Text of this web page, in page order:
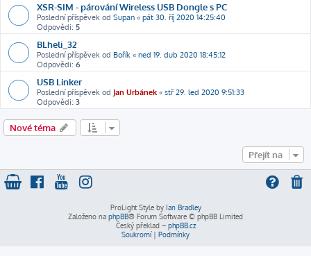
XSR-SIM - párování Wireless USB Dongle s PC
Poslední příspěvek od Supan « pát 30. říj 2020 14:25:40
Odpovědi: 5
BLheli_32
Poslední příspěvek od Bořík « ned 19. dub 2020 18:45:12
Odpovědi: 6
USB Linker
Poslední příspěvek od Jan Urbánek « stř 29. led 2020 9:51:33
Odpovědi: 3
Nové téma
Přejít na
ProLight Style by Ian Bradley
Založeno na phpBB® Forum Software © phpBB Limited
Český překlad – phpBB.cz
Soukromí| Podmínky